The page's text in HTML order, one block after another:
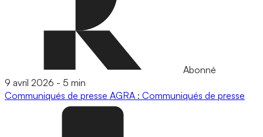
Abonné
9 avril 2026 - 5 min
Communiqués de presse AGRA : Communiqués de presse